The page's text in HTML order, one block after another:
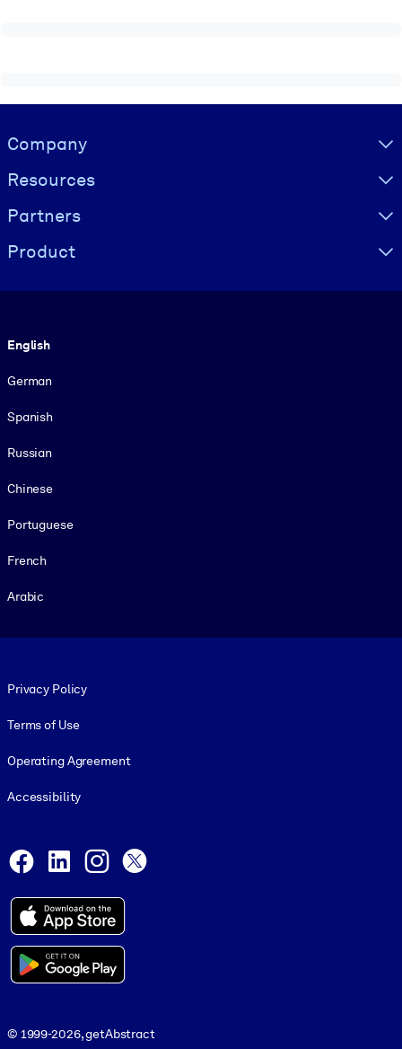
Visually hidden Text
Company
Resources
Partners
Product
English
German
Spanish
Russian
Chinese
Portuguese
French
Arabic
Privacy Policy
Terms of Use
Operating Agreement
Accessibility
Facebook
LinkedInInstagram
© 1999-2026, getAbstract